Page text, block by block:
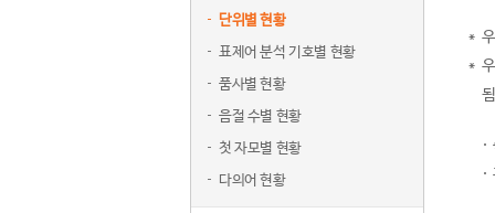
단위별 현황
표제어 분석 기호별 현황
품사별 현황
음절 수별 현황
첫 자모별 현황
다의어 현황